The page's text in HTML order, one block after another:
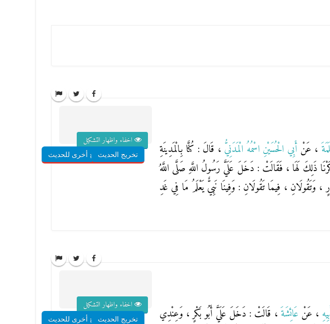
، عَنْ أَبِي الْحُسَيْنِ اسْمُهُ الْمَدَنِيُّ ، قَالَ : كُنَّا بِالْمَدِينَةِ
ذَلِكَ لَهَا ، فَقَالَتْ : دَخَلَ عَلَيَّ رَسُولُ اللَّهِ صَلَّى اللَّهُ
، وَتَقُولَانِ ، فِيمَا تَقُولَانِ : وَفِينَا نَبِيٌّ يَعْلَمُ مَا فِي غَدِ
اخفاء واظهار التشكيل
تخريج الحديثشروح أخرى للحديث
، عَنْ عَائِشَةَ ، قَالَتْ : دَخَلَ عَلَيَّ أَبُو بَكْرٍ ، وَعِنْدِي
اخفاء واظهار التشكيل
تخريج الحديثشروح أخرى للحديث